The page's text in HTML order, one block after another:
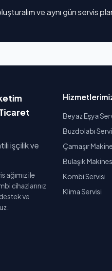
ve aynı gün servis
işçilik ve
ağımız ile
cihazlarınız
ve
Beyaz Eşya
Buzdolabı
Çamaşır
Bulaşık
Kombi Servisi
Klima Servisi